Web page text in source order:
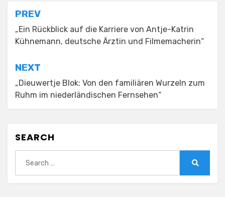
Post
navigation
PREV
„Ein Rückblick auf die Karriere von Antje-Katrin
Kühnemann, deutsche Ärztin und Filmemacherin“
NEXT
„Dieuwertje Blok: Von den familiären Wurzeln zum
Ruhm im niederländischen Fernsehen“
SEARCH
for: